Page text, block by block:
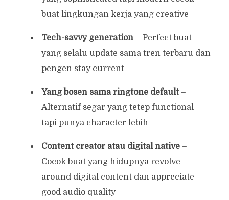
buat lingkungan kerja yang creative
Tech-savvy generation– Perfect buat
yang selalu update sama tren terbaru dan
pengen stay current
Yang bosen sama ringtone default–
Alternatif segar yang tetep functional
tapi punya character lebih
Content creator atau digital native–
Cocok buat yang hidupnya revolve
around digital content dan appreciate
good audio quality